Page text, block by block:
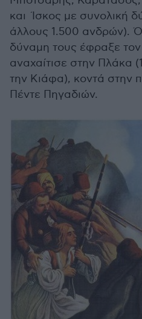
και Ίσκος με συνολική
άλλους 1.500 ανδρών).
δύναμη τους έφραξε
αναχαίτισε στην Πλάκα
την Κιάφα), κοντά στην
Πέντε Πηγαδιών.